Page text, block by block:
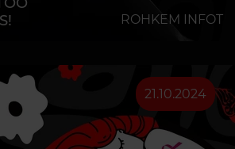
ROHKEM INFOT
21.10.2024